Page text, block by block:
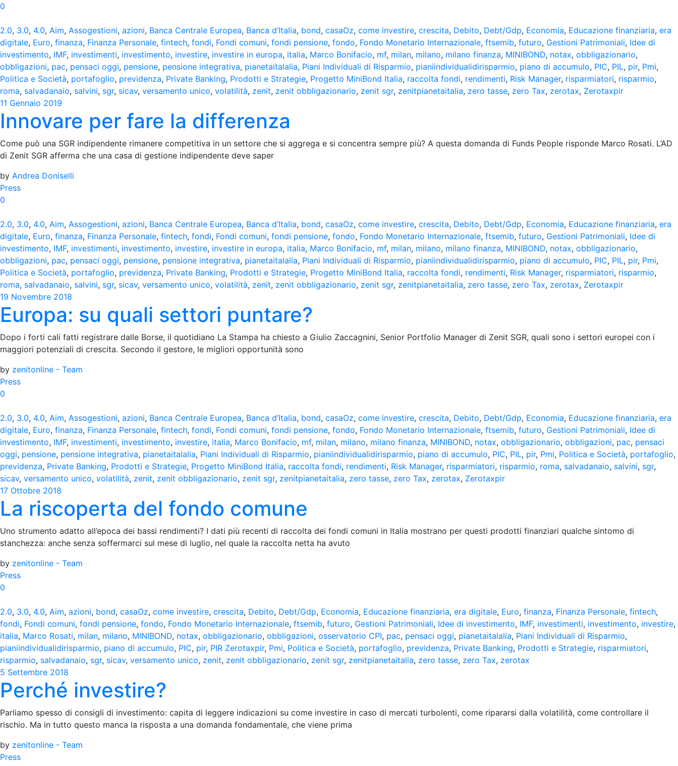
0
2.0, 3.0, 4.0, Aim, Assogestioni, azioni, Banca Centrale Europea, Banca d’Italia, bond, casaOz, come investire, crescita, Debito, Debt/Gdp, Economia, Educazione finanziaria, era
digitale, Euro, finanza, Finanza Personale, fintech, fondi, Fondi comuni, fondi pensione, fondo, Fondo Monetario Internazionale, ftsemib, futuro, Gestioni Patrimoniali, Idee di
investimento, IMF, investimenti, investimento, investire, investire in europa, italia, Marco Bonifacio, mf, milan, milano, milano finanza, MINIBOND, notax, obbligazionario,
obbligazioni, pac, pensaci oggi, pensione, pensione integrativa, pianetaitalalia, Piani Individuali di Risparmio, pianiindividualidirisparmio, piano di accumulo, PIC, PIL, pir, Pmi,
Politica e Società, portafoglio, previdenza, Private Banking, Prodotti e Strategie, Progetto MiniBond Italia, raccolta fondi, rendimenti, Risk Manager, risparmiatori, risparmio,
roma, salvadanaio, salvini, sgr, sicav, versamento unico, volatilità, zenit, zenit obbligazionario, zenit sgr, zenitpianetaitalia, zero tasse, zero Tax, zerotax, Zerotaxpir
11 Gennaio 2019
Innovare per fare la differenza
Come può una SGR indipendente rimanere competitiva in un settore che si aggrega e si concentra sempre più? A questa domanda di Funds People risponde Marco Rosati. L’AD
di Zenit SGR afferma che una casa di gestione indipendente deve saper
by Andrea Doniselli
Press
0
2.0, 3.0, 4.0, Aim, Assogestioni, azioni, Banca Centrale Europea, Banca d’Italia, bond, casaOz, come investire, crescita, Debito, Debt/Gdp, Economia, Educazione finanziaria, era
digitale, Euro, finanza, Finanza Personale, fintech, fondi, Fondi comuni, fondi pensione, fondo, Fondo Monetario Internazionale, ftsemib, futuro, Gestioni Patrimoniali, Idee di
investimento, IMF, investimenti, investimento, investire, investire in europa, italia, Marco Bonifacio, mf, milan, milano, milano finanza, MINIBOND, notax, obbligazionario,
obbligazioni, pac, pensaci oggi, pensione, pensione integrativa, pianetaitalalia, Piani Individuali di Risparmio, pianiindividualidirisparmio, piano di accumulo, PIC, PIL, pir, Pmi,
Politica e Società, portafoglio, previdenza, Private Banking, Prodotti e Strategie, Progetto MiniBond Italia, raccolta fondi, rendimenti, Risk Manager, risparmiatori, risparmio,
roma, salvadanaio, salvini, sgr, sicav, versamento unico, volatilità, zenit, zenit obbligazionario, zenit sgr, zenitpianetaitalia, zero tasse, zero Tax, zerotax, Zerotaxpir
19 Novembre 2018
Europa: su quali settori puntare?
Dopo i forti cali fatti registrare dalle Borse, il quotidiano La Stampa ha chiesto a Giulio Zaccagnini, Senior Portfolio Manager di Zenit SGR, quali sono i settori europei con i
maggiori potenziali di crescita. Secondo il gestore, le migliori opportunità sono
by zenitonline - Team
Press
0
2.0, 3.0, 4.0, Aim, Assogestioni, azioni, Banca Centrale Europea, Banca d’Italia, bond, casaOz, come investire, crescita, Debito, Debt/Gdp, Economia, Educazione finanziaria, era
digitale, Euro, finanza, Finanza Personale, fintech, fondi, Fondi comuni, fondi pensione, fondo, Fondo Monetario Internazionale, ftsemib, futuro, Gestioni Patrimoniali, Idee di
investimento, IMF, investimenti, investimento, investire, italia, Marco Bonifacio, mf, milan, milano, milano finanza, MINIBOND, notax, obbligazionario, obbligazioni, pac, pensaci
oggi, pensione, pensione integrativa, pianetaitalalia, Piani Individuali di Risparmio, pianiindividualidirisparmio, piano di accumulo, PIC, PIL, pir, Pmi, Politica e Società, portafoglio,
previdenza, Private Banking, Prodotti e Strategie, Progetto MiniBond Italia, raccolta fondi, rendimenti, Risk Manager, risparmiatori, risparmio, roma, salvadanaio, salvini, sgr,
sicav, versamento unico, volatilità, zenit, zenit obbligazionario, zenit sgr, zenitpianetaitalia, zero tasse, zero Tax, zerotax, Zerotaxpir
17 Ottobre 2018
La riscoperta del fondo comune
Uno strumento adatto all’epoca dei bassi rendimenti? I dati più recenti di raccolta dei fondi comuni in Italia mostrano per questi prodotti finanziari qualche sintomo di
stanchezza: anche senza soffermarci sul mese di luglio, nel quale la raccolta netta ha avuto
by zenitonline - Team
Press
0
2.0, 3.0, 4.0, Aim, azioni, bond, casaOz, come investire, crescita, Debito, Debt/Gdp, Economia, Educazione finanziaria, era digitale, Euro, finanza, Finanza Personale, fintech,
fondi, Fondi comuni, fondi pensione, fondo, Fondo Monetario Internazionale, ftsemib, futuro, Gestioni Patrimoniali, Idee di investimento, IMF, investimenti, investimento, investire,
italia, Marco Rosati, milan, milano, MINIBOND, notax, obbligazionario, obbligazioni, osservatorio CPI, pac, pensaci oggi, pianetaitalalia, Piani Individuali di Risparmio,
pianiindividualidirisparmio, piano di accumulo, PIC, pir, PIR Zerotaxpir, Pmi, Politica e Società, portafoglio, previdenza, Private Banking, Prodotti e Strategie, risparmiatori,
risparmio, salvadanaio, sgr, sicav, versamento unico, zenit, zenit obbligazionario, zenit sgr, zenitpianetaitalia, zero tasse, zero Tax, zerotax
5 Settembre 2018
Perché investire?
Parliamo spesso di consigli di investimento: capita di leggere indicazioni su come investire in caso di mercati turbolenti, come ripararsi dalla volatilità, come controllare il
rischio. Ma in tutto questo manca la risposta a una domanda fondamentale, che viene prima
by zenitonline - Team
Press